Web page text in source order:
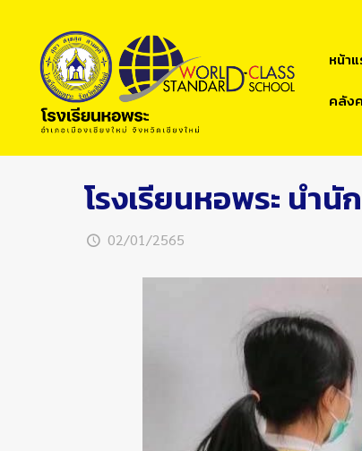
หน้า
คลัง
โรงเรียนหอพระ นำ
02/01/2565